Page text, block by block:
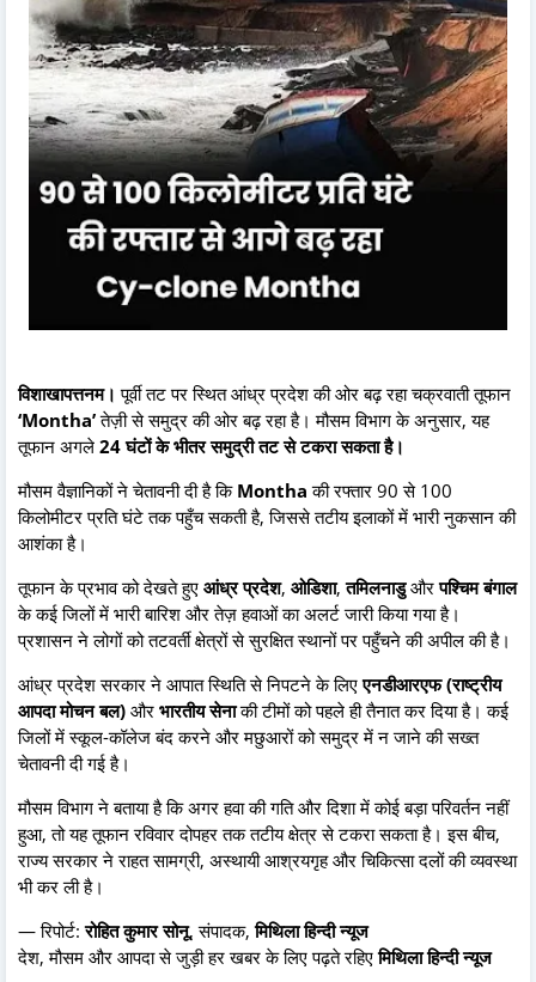
विशाखापत्तनम। पूर्वी तट पर स्थित आंध्र प्रदेश की ओर बढ़ रहा चक्रवाती तूफान
‘Montha’तेज़ी से समुद्र की ओर बढ़ रहा है। मौसम विभाग के अनुसार, यह
तूफान अगले 24 घंटों के भीतर समुद्री तट से टकरा सकता है।
मौसम वैज्ञानिकों ने चेतावनी दी है कि Montha की रफ्तार 90 से 100
किलोमीटर प्रति घंटे तक पहुँच सकती है, जिससे तटीय इलाकों में भारी नुकसान की
आशंका है।
तूफान के प्रभाव को देखते हुए आंध्र प्रदेश, ओडिशा,तमिलनाडुऔरपश्चिम बंगाल
के कई जिलों में भारी बारिश और तेज़ हवाओं का अलर्ट जारी किया गया है।
प्रशासन ने लोगों को तटवर्ती क्षेत्रों से सुरक्षित स्थानों पर पहुँचने की अपील की है।
आंध्र प्रदेश सरकार ने आपात स्थिति से निपटने के लिएएनडीआरएफ (राष्ट्रीय
आपदा मोचन बल) और भारतीय सेनाकी टीमों को पहले ही तैनात कर दिया है। कई
जिलों में स्कूल-कॉलेज बंद करने और मछुआरों को समुद्र में न जाने की सख्त
चेतावनी दी गई है।
मौसम विभाग ने बताया है कि अगर हवा की गति और दिशा में कोई बड़ा परिवर्तन नहीं
हुआ, तो यह तूफान रविवार दोपहर तक तटीय क्षेत्र से टकरा सकता है। इस बीच,
राज्य सरकार ने राहत सामग्री, अस्थायी आश्रयगृह और चिकित्सा दलों की व्यवस्था
भी कर ली है।
— रिपोर्ट:रोहित कुमार सोनू, संपादक,मिथिला हिन्दी न्यूज
देश, मौसम और आपदा से जुड़ी हर खबर के लिए पढ़ते रहिएमिथिला हिन्दी न्यूज